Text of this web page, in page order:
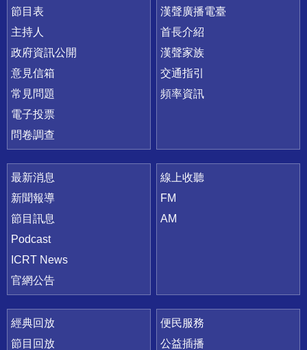
節目表
主持人
政府資訊公開
意見信箱
常見問題
電子投票
問卷調查
漢聲廣播電臺
首長介紹
漢聲家族
交通指引
頻率資訊
最新消息
新聞報導
節目訊息
Podcast
ICRT News
官網公告
線上收聽
FM
AM
經典回放
節目回放
便民服務
公益插播